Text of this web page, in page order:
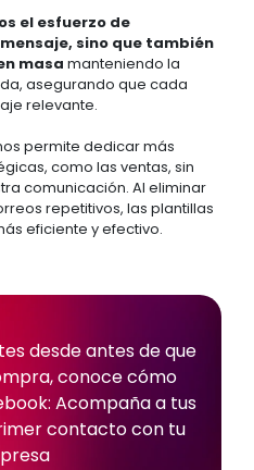
el esfuerzo de
sino que también
masa manteniendo la
asegurando que cada
relevante.
permite dedicar más
como las ventas, sin
comunicación. Al eliminar
repetitivos, las plantillas
eficiente y efectivo.
desde antes de que
conoce cómo
Acompaña a tus
contacto con tu